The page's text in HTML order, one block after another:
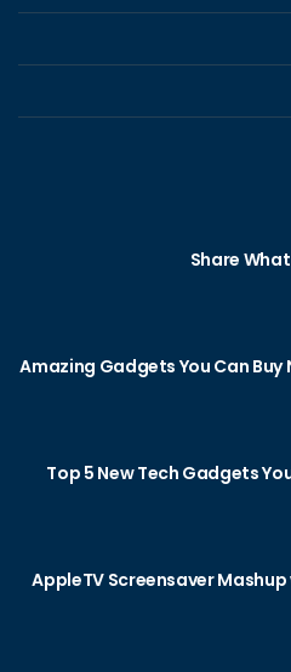
Share
Top 5 New Tech Gadgets
AppleTV Screensaver